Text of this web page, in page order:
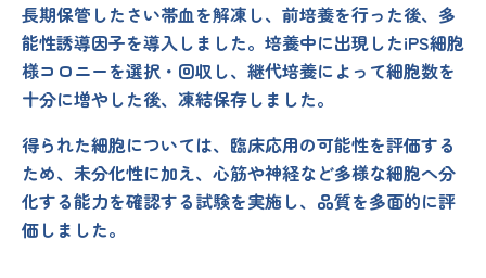
長期保管したさい帯血を解凍し、前培養を行った後、多
能性誘導因子を導入しました。培養中に出現したiPS細胞
様コロニーを選択・回収し、継代培養によって細胞数を
十分に増やした後、凍結保存しました。
得られた細胞については、臨床応用の可能性を評価する
ため、未分化性に加え、心筋や神経など多様な細胞へ分
化する能力を確認する試験を実施し、品質を多面的に評
価しました。